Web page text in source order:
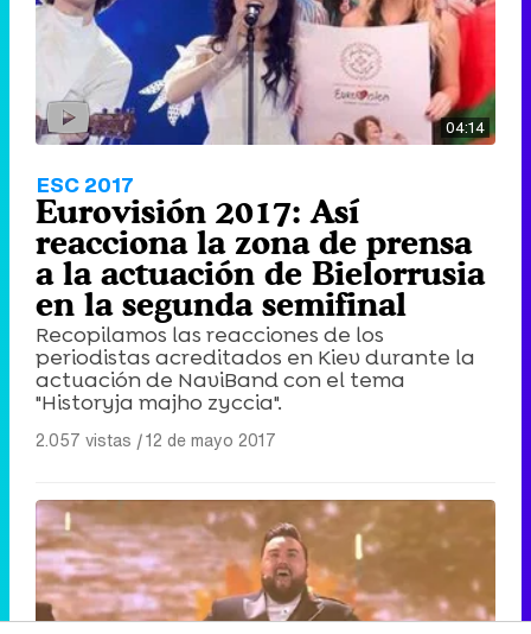
04:14
ESC 2017
Eurovisión 2017: Así
reacciona la zona de prensa
a la actuación de Bielorrusia
en la segunda semifinal
Recopilamos las reacciones de los
periodistas acreditados en Kiev durante la
actuación de NaviBand con el tema
"Historyja majho zyccia".
2.057 vistas |12 de mayo 2017